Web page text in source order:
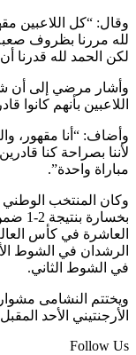
وقال: “كل اللاعبين
لله مررنا بظروف
لكن الحمد لله قدرنا
وأشار مرضي إلى أن
اللاعبين بأنهم كانوا
وأضاف: “أنا مقهور،
لأننا بصراحة كنا
مباراة واحدة”.
وكان المنتخب الوطني
الرشدان في الشوط
في الشوط الثاني.
ويختتم النشامى
الأرجنتيني الأحد
Follow Us